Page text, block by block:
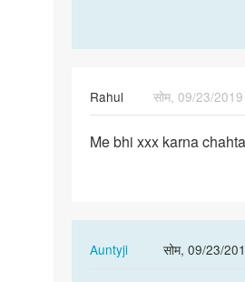
Amit
Rahul
सोम, 09/23/2019
Me
hu
Me bhi xxx karna
Auntyji
सोम, 09/23/
In